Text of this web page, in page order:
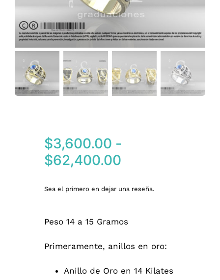
$3,600.00 -
$62,400.00
precios:
$3,600.00
hasta
Sea el primero en dejar una reseña.
Peso 14 a 15 Gramos
Primeramente, anillos en oro:
Anillo de Oro en 14 Kilates